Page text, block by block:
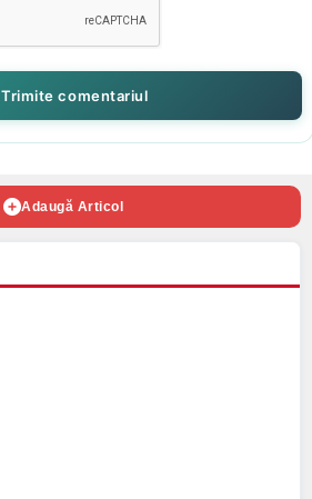
Trimite comentariul
Adaugă Articol